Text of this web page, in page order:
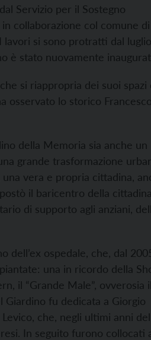
Servizio per il Sostegno
collaborazione col comune di
si sono protratti dal
è stato nuovamente
si riappropria dei suoi spazi
osservato lo storico
della Memoria sia anche un
grande trasformazione
vera e propria cittadina,
il baricentro della
di supporto agli anziani,
dell’ex ospedale, che, dal
una in ricordo della
il “Grande Male”, ovverosia il
Giardino fu dedicata a Giorgio
che, negli ultimi anni
In seguito furono collocati